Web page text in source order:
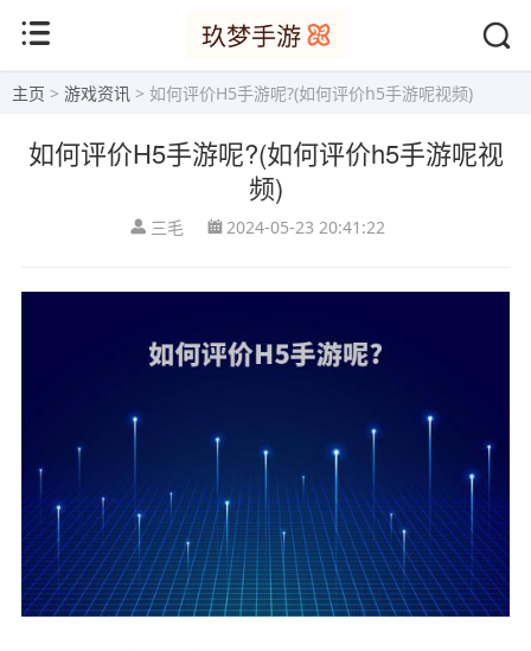
主页 > 游戏资讯 > 如何评价H5手游呢?(如何评价h5手游呢视频)
如何评价H5手游呢?(如何评价h5手游呢视
频)
三毛 2024-05-23 20:41:22